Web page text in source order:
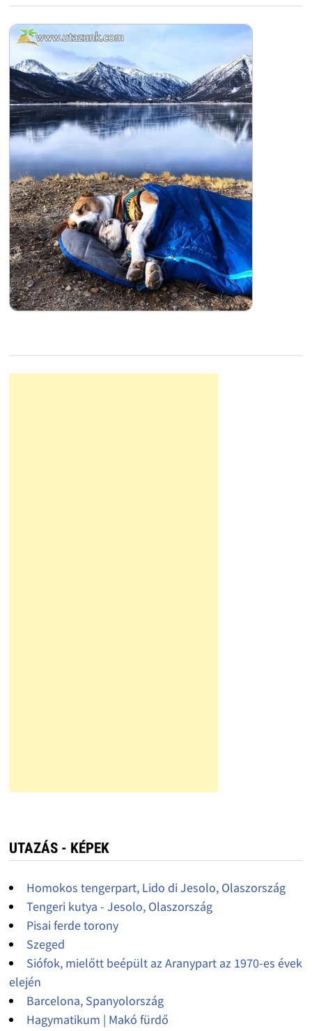
UTAZÁS - KÉPEK
Homokos tengerpart, Lido di Jesolo, Olaszország
Tengeri kutya - Jesolo, Olaszország
Pisai ferde torony
Szeged
Siófok, mielőtt beépült az Aranypart az 1970-es évek
elején
Barcelona, Spanyolország
Hagymatikum | Makó fürdő